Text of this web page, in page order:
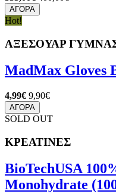
ΑΓΟΡΑ
Hot!
ΑΞΕΣΟΥΑΡ
MadMax Gloves
4,99€ 9,90€
ΑΓΟΡΑ
SOLD OUT
ΚΡΕΑΤΙΝΕΣ
BioTechUSA
Monohydrate